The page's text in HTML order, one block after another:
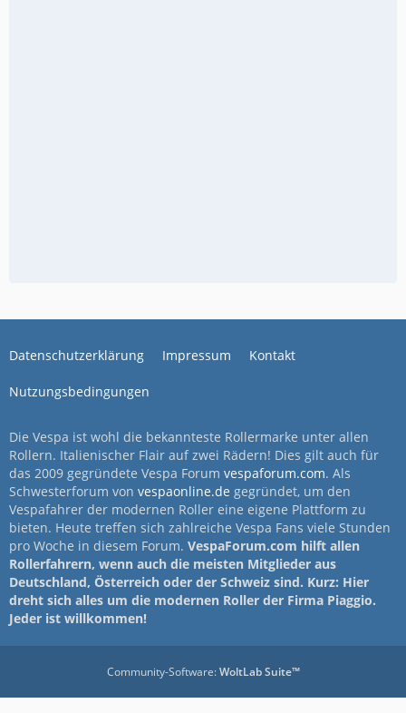
Datenschutzerklärung Impressum Kontakt
Nutzungsbedingungen
Die Vespa ist wohl die bekannteste Rollermarke unter allen
Rollern. Italienischer Flair auf zwei Rädern! Dies gilt auch für
das 2009 gegründete Vespa Forum vespaforum.com. Als
Schwesterforum von vespaonline.de gegründet, um den
Vespafahrer der modernen Roller eine eigene Plattform zu
bieten. Heute treffen sich zahlreiche Vespa Fans viele Stunden
pro Woche in diesem Forum. VespaForum.com hilft allen
Rollerfahrern, wenn auch die meisten Mitglieder aus
Deutschland, Österreich oder der Schweiz sind. Kurz: Hier
dreht sich alles um die modernen Roller der Firma Piaggio.
Jeder ist willkommen!
Community-Software:WoltLab Suite™